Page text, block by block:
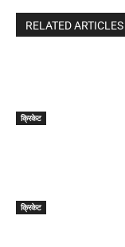
RELATED ARTICLES
क्रिकेट
क्रिकेट